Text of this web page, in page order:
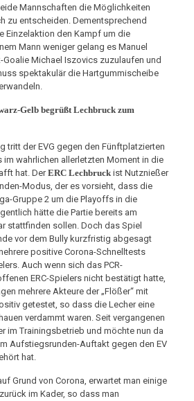
Mannschaften die Möglichkeiten
zu entscheiden. Dementsprechend
Einzelaktion den Kampf um die
Mann weniger gelang es Manuel
Goalie Michael Iszovics zuzulaufen und
spektakulär die Hartgummischeibe
Gelb begrüßt Lechbruck zum
tritt der EVG gegen den Fünftplatzierten
im wahrlichen allerletzten Moment in die
hat. DerERC Lechbruck ist Nutznießer
Modus, der es vorsieht, dass die
Gruppe 2 um die Playoffs in die
hätte die Partie bereits am
stattfinden sollen. Doch das Spiel
vor dem Bully kurzfristig abgesagt
positive Corona-Schnelltests
Auch wenn sich das PCR-
ERC-Spielers nicht bestätigt hatte,
mehrere Akteure der „Flößer“ mit
getestet, so dass die Lecher eine
verdammt waren. Seit vergangenen
im Trainingsbetrieb und möchte nun da
Aufstiegsrunden-Auftakt gegen den EV
hat.
Grund von Corona, erwartet man einige
im Kader, so dass man